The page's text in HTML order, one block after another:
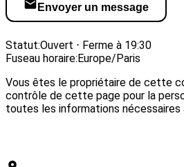
Envoyer un message
Statut:Ouvert ⋅ Ferme à 19:30
Fuseau horaire:Europe/Paris
Vous êtes le propriétaire de cette
contrôle de cette page pour la
toutes les informations nécessaires